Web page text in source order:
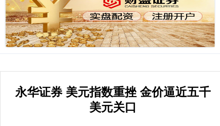
永华证券 美元指数重挫 金价逼近五千
美元关口